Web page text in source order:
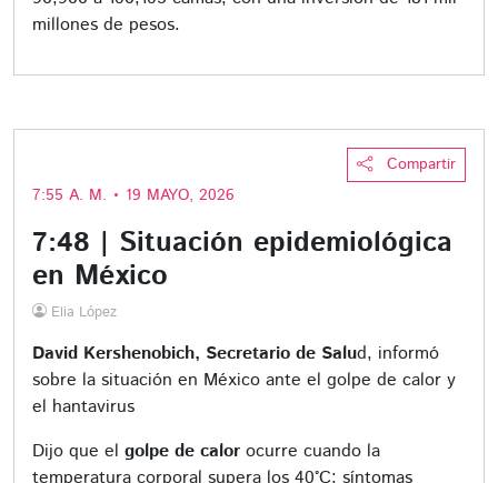
millones de pesos.
Compartir
7:55 A. M. • 19 MAYO, 2026
7:48 | Situación epidemiológica
en México
Elia López
David Kershenobich, Secretario de Salud, informó
sobre la situación en México ante el golpe de calor y
el hantavirus
Dijo que el golpe de calor ocurre cuando la
temperatura corporal supera los 40°C; síntomas